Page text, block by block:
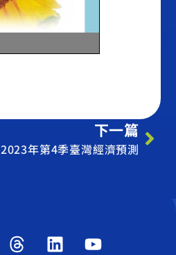
下一篇
2023年第4季臺灣經濟預測